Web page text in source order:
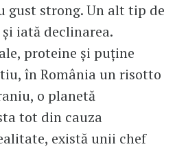
gust strong. Un alt tip de
iată declinarea.
proteine și puține
în România un risotto
o planetă
tot din cauza
există unii chef